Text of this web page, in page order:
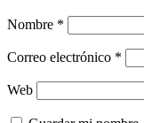
Nombre *
Correo electrónico *
Web